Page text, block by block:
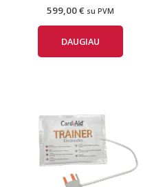
599,00€ su PVM
DAUGIAU